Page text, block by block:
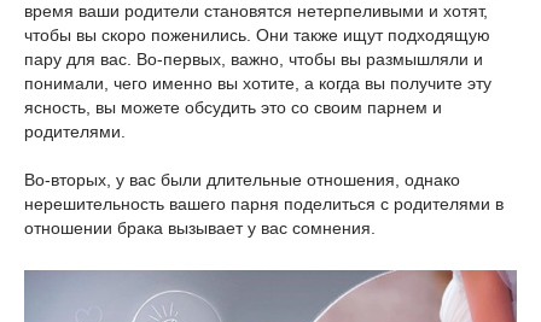
время ваши родители становятся нетерпеливыми и хотят,
чтобы вы скоро поженились. Они также ищут подходящую
пару для вас. Во-первых, важно, чтобы вы размышляли и
понимали, чего именно вы хотите, а когда вы получите эту
ясность, вы можете обсудить это со своим парнем и
родителями.
Во-вторых, у вас были длительные отношения, однако
нерешительность вашего парня поделиться с родителями в
отношении брака вызывает у вас сомнения.